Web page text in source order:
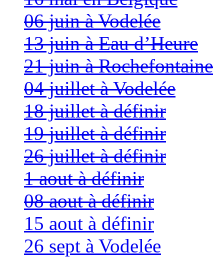
06 juin à Vodelée
13 juin à Eau d’Heure
21 juin à Rochefontaine
04 juillet à Vodelée
18 juillet à définir
19 juillet à définir
26 juillet à définir
1 aout à définir
08 aout à définir
15 aout à définir
26 sept à Vodelée